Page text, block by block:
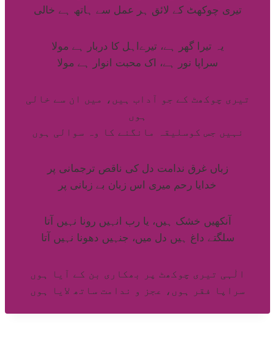
تیری چوکھٹ کے لائق ہر عمل سے ہاتھ ہے خالی
یہ تیرا گھر ہے، تیرےاہل کا دربار ہے مولا
سراپا نور ہے، اک محبت انوار ہے مولا
تیری چوکھٹ کے جو آداب ہیں، میں ان سے خالی
ہوں
نہیں جس کوسلیقہ مانگنے کا وہ سوالی ہوں
زباں غرق ندامت دل کی ناقص ترجمانی پر
خدایا رحم میری اس زبان بے زبانی پر
آنکھیں خشک ہیں، یا رب انہیں رونا نہیں آتا
سلگتے داغ ہیں دل میں، جنہیں دھونا نہیں آتا
الٰہی تیری چوکھٹ پر بھکاری بن کے آیا ہوں
سراپا فقر ہوں، عجز و ندامت ساتھ لایا ہوں